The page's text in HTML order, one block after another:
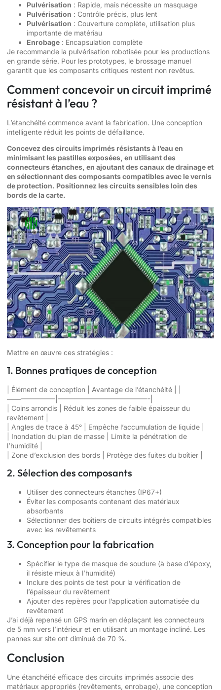
Pulvérisation : Rapide, mais nécessite un masquage
Pulvérisation : Contrôle précis, plus lent
Pulvérisation : Couverture complète, utilisation plus
importante de matériau
Enrobage : Encapsulation complète
Je recommande la pulvérisation robotisée pour les productions
en grande série. Pour les prototypes, le brossage manuel
garantit que les composants critiques restent non revêtus.
Comment concevoir un circuit imprimé
résistant à l’eau ?
L’étanchéité commence avant la fabrication. Une conception
intelligente réduit les points de défaillance.
Concevez des circuits imprimés résistants à l’eau en
minimisant les pastilles exposées, en utilisant des
connecteurs étanches, en ajoutant des canaux de drainage et
en sélectionnant des composants compatibles avec le vernis
de protection. Positionnez les circuits sensibles loin des
bords de la carte.
Mettre en œuvre ces stratégies :
1. Bonnes pratiques de conception
| Élément de conception | Avantage de l’étanchéité | |
———————|—————————————-|
| Coins arrondis | Réduit les zones de faible épaisseur du
revêtement |
| Angles de trace à 45° | Empêche l’accumulation de liquide |
| Inondation du plan de masse | Limite la pénétration de
l’humidité |
| Zone d’exclusion des bords | Protège des fuites du boîtier |
2. Sélection des composants
Utiliser des connecteurs étanches (IP67+)
Éviter les composants contenant des matériaux
absorbants
Sélectionner des boîtiers de circuits intégrés compatibles
avec les revêtements
3. Conception pour la fabrication
Spécifier le type de masque de soudure (à base d’époxy,
il résiste mieux à l’humidité)
Inclure des points de test pour la vérification de
l’épaisseur du revêtement
Ajouter des repères pour l’application automatisée du
revêtement
J’ai déjà repensé un GPS marin en déplaçant les connecteurs
de 5 mm vers l’intérieur et en utilisant un montage incliné. Les
pannes sur site ont diminué de 70 %.
Conclusion
Une étanchéité efficace des circuits imprimés associe des
matériaux appropriés (revêtements, enrobage), une conception